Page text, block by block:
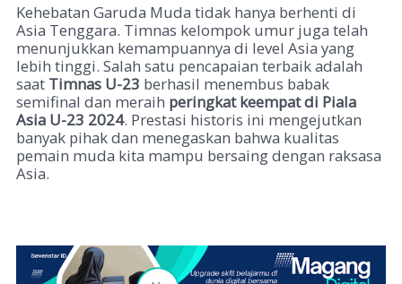
Kehebatan Garuda Muda tidak hanya berhenti di
Asia Tenggara. Timnas kelompok umur juga telah
menunjukkan kemampuannya di level Asia yang
lebih tinggi. Salah satu pencapaian terbaik adalah
saat Timnas U-23 berhasil menembus babak
semifinal dan meraih peringkat keempat di Piala
Asia U-23 2024. Prestasi historis ini mengejutkan
banyak pihak dan menegaskan bahwa kualitas
pemain muda kita mampu bersaing dengan raksasa
Asia.